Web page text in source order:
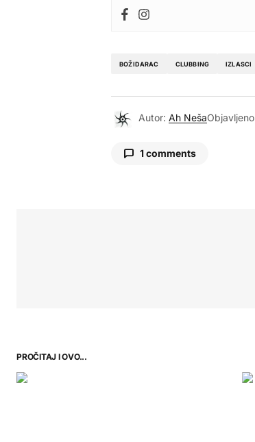
BOŽIDARAC CLUBBING IZLASCI
Autor: Ah NešaObjavljeno
1 comments
PROČITAJ I OVO...